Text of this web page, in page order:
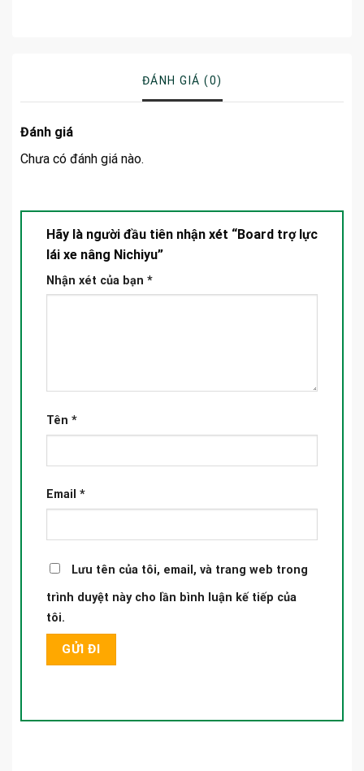
ĐÁNH GIÁ (0)
Đánh giá
Chưa có đánh giá nào.
Hãy là người đầu tiên nhận xét “Board trợ lực
lái xe nâng Nichiyu”
Nhận xét của bạn *
Tên *
Email *
Lưu tên của tôi, email, và trang web trong
trình duyệt này cho lần bình luận kế tiếp của
tôi.